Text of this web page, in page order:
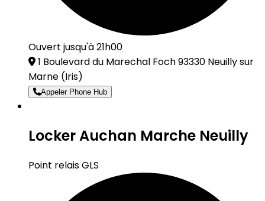
Ouvert jusqu'à 21h00
1 Boulevard du Marechal Foch 93330 Neuilly sur
Marne (Iris)
Appeler Phone Hub
Locker Auchan Marche Neuilly
Point relais GLS